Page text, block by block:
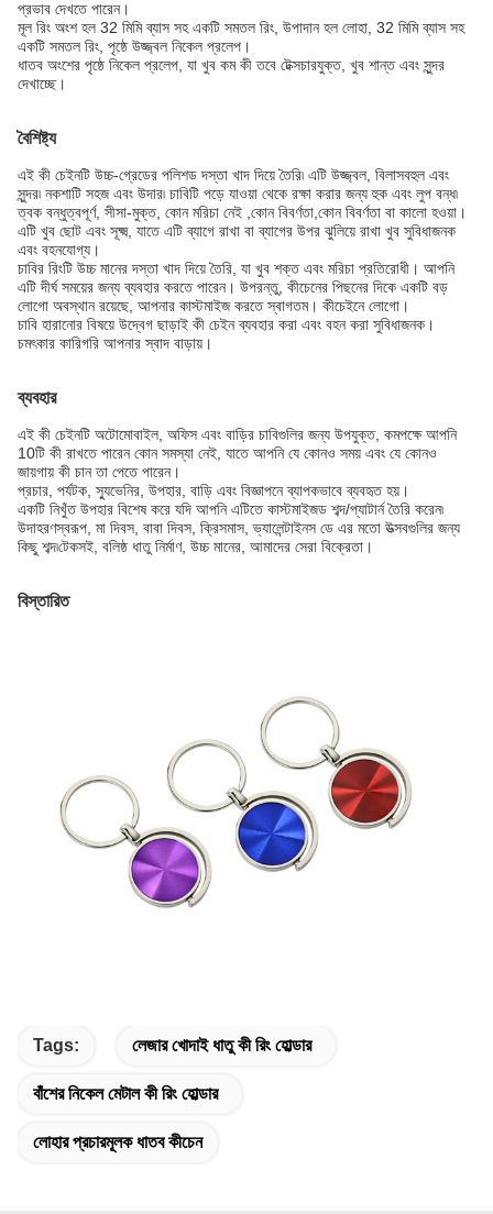
প্রভাব দেখতে পারেন।
মূল রিং অংশ হল 32 মিমি ব্যাস সহ একটি সমতল রিং, উপাদান হল লোহা, 32 মিমি ব্যাস সহ
একটি সমতল রিং, পৃষ্ঠে উজ্জ্বল নিকেল প্রলেপ।
ধাতব অংশের পৃষ্ঠে নিকেল প্রলেপ, যা খুব কম কী তবে টেক্সচারযুক্ত, খুব শান্ত এবং সুন্দর
দেখাচ্ছে।
বৈশিষ্ট্য
এই কী চেইনটি উচ্চ-গ্রেডের পলিশড দস্তা খাদ দিয়ে তৈরি৷ এটি উজ্জ্বল, বিলাসবহুল এবং
সুন্দর৷ নকশাটি সহজ এবং উদার৷ চাবিটি পড়ে যাওয়া থেকে রক্ষা করার জন্য হুক এবং লুপ বন্ধ৷
ত্বক বন্ধুত্বপূর্ণ, সীসা-মুক্ত, কোন মরিচা নেই ,কোন বিবর্ণতা,কোন বিবর্ণতা বা কালো হওয়া।
এটি খুব ছোট এবং সূক্ষ্ম, যাতে এটি ব্যাগে রাখা বা ব্যাগের উপর ঝুলিয়ে রাখা খুব সুবিধাজনক
এবং বহনযোগ্য।
চাবির রিংটি উচ্চ মানের দস্তা খাদ দিয়ে তৈরি, যা খুব শক্ত এবং মরিচা প্রতিরোধী। আপনি
এটি দীর্ঘ সময়ের জন্য ব্যবহার করতে পারেন। উপরন্তু, কীচেনের পিছনের দিকে একটি বড়
লোগো অবস্থান রয়েছে, আপনার কাস্টমাইজ করতে স্বাগতম। কীচেইনে লোগো।
চাবি হারানোর বিষয়ে উদ্বেগ ছাড়াই কী চেইন ব্যবহার করা এবং বহন করা সুবিধাজনক।
চমৎকার কারিগরি আপনার স্বাদ বাড়ায়।
ব্যবহার
এই কী চেইনটি অটোমোবাইল, অফিস এবং বাড়ির চাবিগুলির জন্য উপযুক্ত, কমপক্ষে আপনি
10টি কী রাখতে পারেন কোন সমস্যা নেই, যাতে আপনি যে কোনও সময় এবং যে কোনও
জায়গায় কী চান তা পেতে পারেন।
প্রচার, পর্যটক, স্যুভেনির, উপহার, বাড়ি এবং বিজ্ঞাপনে ব্যাপকভাবে ব্যবহৃত হয়।
একটি নিখুঁত উপহার বিশেষ করে যদি আপনি এটিতে কাস্টমাইজড শব্দ/প্যাটার্ন তৈরি করেন৷
উদাহরণস্বরূপ, মা দিবস, বাবা দিবস, ক্রিসমাস, ভ্যালেন্টাইনস ডে এর মতো উত্সবগুলির জন্য
কিছু শব্দ৷টেকসই, বলিষ্ঠ ধাতু নির্মাণ, উচ্চ মানের, আমাদের সেরা বিক্রেতা।
বিস্তারিত
Tags: লেজার খোদাই ধাতু কী রিং হোল্ডার
বাঁশের নিকেল মেটাল কী রিং হোল্ডার
লোহার প্রচারমূলক ধাতব কীচেন